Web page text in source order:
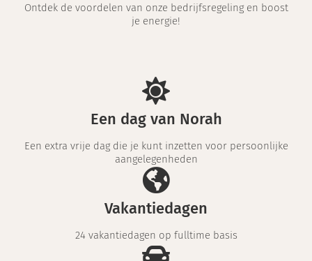
Ontdek de voordelen van onze bedrijfsregeling en boost
je energie!
Een dag van Norah
Een extra vrije dag die je kunt inzetten voor persoonlijke
aangelegenheden
Vakantiedagen
24 vakantiedagen op fulltime basis